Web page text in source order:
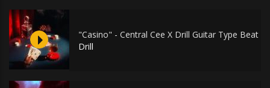
"Casino" - Central Cee X Drill Guitar Type Beat
Drill